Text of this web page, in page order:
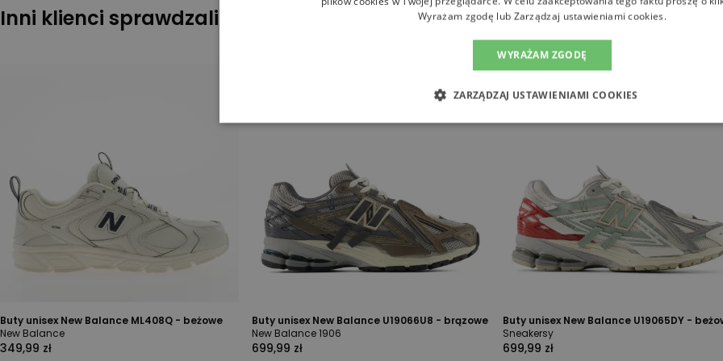
Inni klienci sprawdzali również
Buty unisex New Balance ML408Q - beżowe
New Balance
349,99 zł
Buty unisex New Balance U19066U8 - brązowe
New Balance 1906
699,99 zł
Buty unisex New Balance U19065DY -
Sneakersy
699,99 zł
Wyrażam zgodę lub Zarządzaj ustawieniami cookies.
WYRAŻAM ZGODĘ
ZARZĄDZAJ USTAWIENIAMI COOKIES